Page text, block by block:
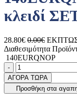
κλειδί
28.80€ 0.00€
Διαθεσιμότητα
140EURQNOP
Ποσότητα
-product.increase.quantity
ΑΓΟΡΑ ΤΩΡΑ
Προσθήκη στα